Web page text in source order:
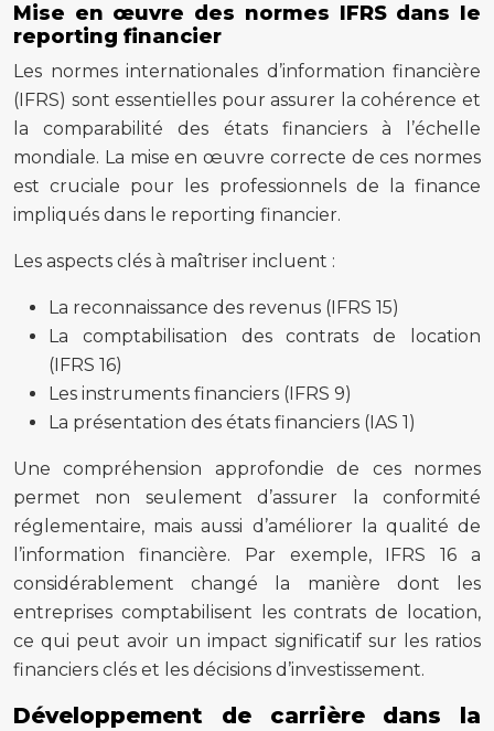
Mise en œuvre des normes IFRS dans le
reporting financier
Les normes internationales d’information financière
(IFRS) sont essentielles pour assurer la cohérence et
la comparabilité des états financiers à l’échelle
mondiale. La mise en œuvre correcte de ces normes
est cruciale pour les professionnels de la finance
impliqués dans le reporting financier.
Les aspects clés à maîtriser incluent :
La reconnaissance des revenus (IFRS 15)
La comptabilisation des contrats de location
(IFRS 16)
Les instruments financiers (IFRS 9)
La présentation des états financiers (IAS 1)
Une compréhension approfondie de ces normes
permet non seulement d’assurer la conformité
réglementaire, mais aussi d’améliorer la qualité de
l’information financière. Par exemple, IFRS 16 a
considérablement changé la manière dont les
entreprises comptabilisent les contrats de location,
ce qui peut avoir un impact significatif sur les ratios
financiers clés et les décisions d’investissement.
Développement de carrière dans la